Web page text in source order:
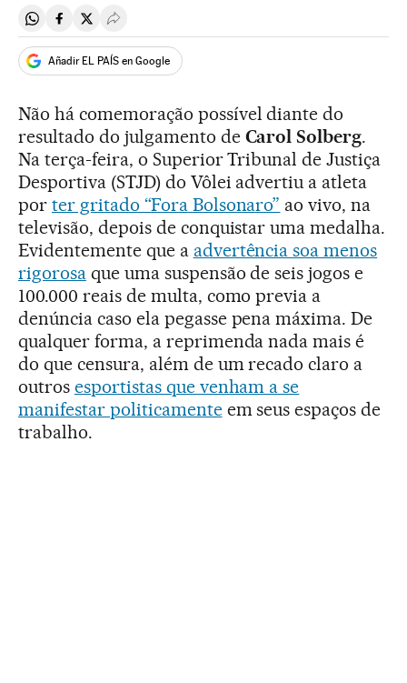
Compartir en Whatsapp
Compartir en Facebook
Compartir en Twitter
Desplegar Redes Sociales
Añadir EL PAÍS en Google
Não há comemoração possível diante do
resultado do julgamento de Carol Solberg.
Na terça-feira, o Superior Tribunal de Justiça
Desportiva (STJD) do Vôlei advertiu a atleta
por ter gritado “Fora Bolsonaro” ao vivo, na
televisão, depois de conquistar uma medalha.
Evidentemente que a advertência soa menos
rigorosaque uma suspensão de seis jogos e
100.000 reais de multa, como previa a
denúncia caso ela pegasse pena máxima. De
qualquer forma, a reprimenda nada mais é
do que censura, além de um recado claro a
outros esportistas que venham a se
manifestar politicamenteem seus espaços de
trabalho.